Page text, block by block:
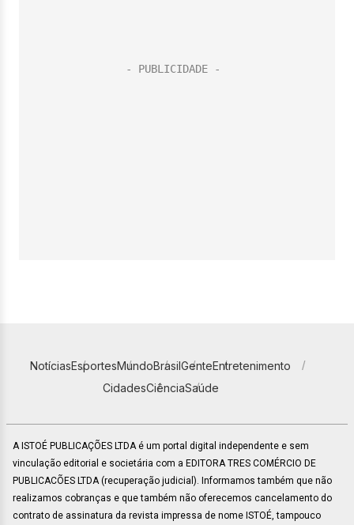
NotíciasEsportesMundoBrasilGenteEntretenimento
CidadesCiênciaSaúde
A ISTOÉ PUBLICAÇÕES LTDA é um portal digital independente e sem
vinculação editorial e societária com a EDITORA TRES COMÉRCIO DE
PUBLICACÕES LTDA (recuperação judicial). Informamos também que não
realizamos cobranças e que também não oferecemos cancelamento do
contrato de assinatura da revista impressa de nome ISTOÉ, tampouco